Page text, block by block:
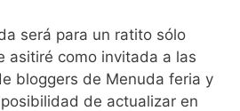
será para un ratito sólo
asitiré como invitada a las
bloggers de Menuda feria y
de actualizar en